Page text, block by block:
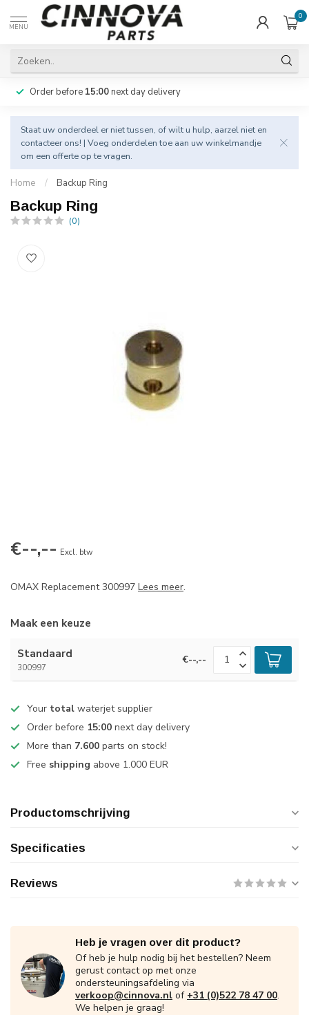
MENU
0
Order before 15:00next day delivery
Staat uw onderdeel er niet tussen, of wilt u hulp, aarzel niet en
contacteer ons! | Voeg onderdelen toe aan uw winkelmandje
om een offerte op te vragen.
Home / Backup Ring
Backup Ring
(0)
€--,-- Excl. btw
OMAX Replacement 300997 Lees meer.
Maak een keuze
Standaard
300997
€--,--
Your total waterjet supplier
Order before 15:00 next day delivery
More than 7.600 parts on stock!
Free shipping above 1.000 EUR
Productomschrijving
Specificaties
Reviews
Heb je vragen over dit product?
Of heb je hulp nodig bij het bestellen? Neem
gerust contact op met onze
ondersteuningsafdeling via
verkoop@cinnova.nl of +31 (0)522 78 47 00.
We helpen je graag!